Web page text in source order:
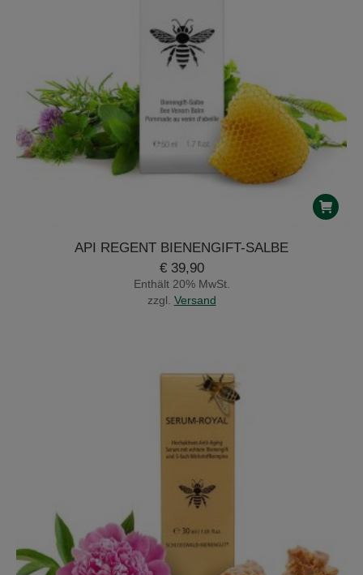
API REGENT BIENENGIFT-SALBE
€39,90
Enthält 20% MwSt.
zzgl. Versand